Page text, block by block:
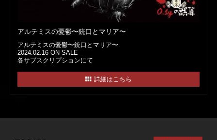
アルテミスの憂鬱〜銃口とマリア〜
アルテミスの憂鬱〜銃口とマリア〜
2024.02.16 ON SALE
各サブスクリプションにて
詳細はこちら